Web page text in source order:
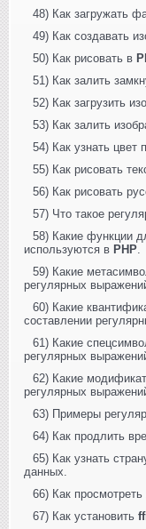
48) Как загружать
49) Как создавать
50) Как рисовать в
51) Как залить
52) Как загрузить
53) Как залить
54) Как узнать цвет
55) Как рисовать
56) Как рисовать
57) Что такое
58) Какие функции
используются в PHP.
59) Какие
регулярных
60) Какие
составлении
61) Какие
регулярных
62) Какие
регулярных
63) Примеры
64) Как продлить
65) Как узнать
данных.
66) Как просмотреть
67) Как установить